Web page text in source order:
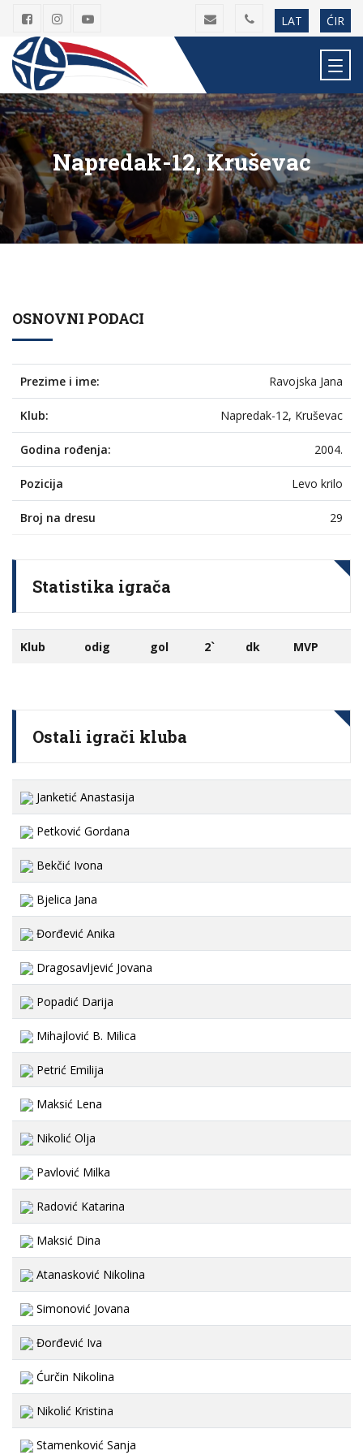
LAT ĆIR
Napredak-12, Kruševac
OSNOVNI PODACI
Prezime i ime: Ravojska Jana
Klub: Napredak-12, Kruševac
Godina rođenja: 2004.
Pozicija Levo krilo
Broj na dresu 29
Statistika igrača
Klub odig gol 2` dk MVP
Ostali igrači kluba
Janketić Anastasija
Petković Gordana
Bekčić Ivona
Bjelica Jana
Đorđević Anika
Dragosavljević Jovana
Popadić Darija
Mihajlović B. Milica
Petrić Emilija
Maksić Lena
Nikolić Olja
Pavlović Milka
Radović Katarina
Maksić Dina
Atanasković Nikolina
Simonović Jovana
Đorđević Iva
Ćurčin Nikolina
Nikolić Kristina
Stamenković Sanja